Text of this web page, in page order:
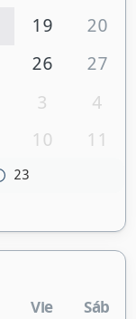
19
20
26
27
3
4
10 11
23
Vie Sáb